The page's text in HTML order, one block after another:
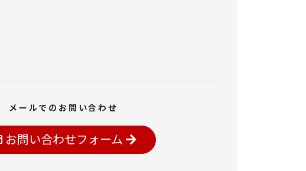
メールでのお問い合わせ
お問い合わせフォーム